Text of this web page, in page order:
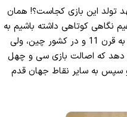
تولد این بازی کجاست؟! همان
نگاهی کوتاهی داشته باشیم به
تاریخچه بازی های کارت پاسور باید بگوییم که پیشینه این قبیل از بازی ها برمیگردد به قرن 11 و در کشور چین، ولی
شد و گزارشات نشان می دهد که اصالت بازی سی و چهل
و سپس به سایر نقاط جهان قدم